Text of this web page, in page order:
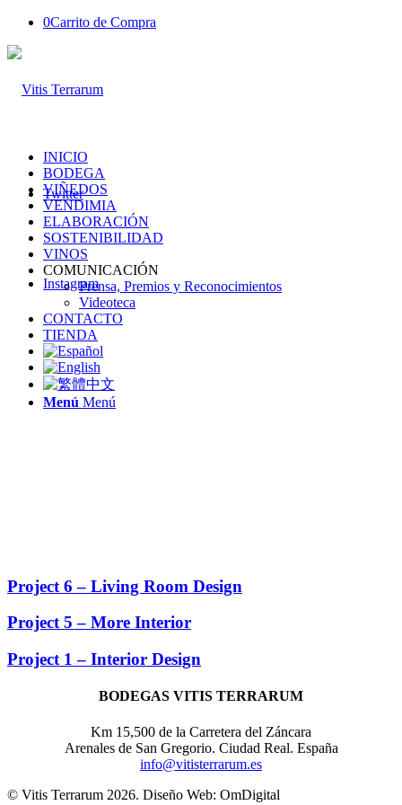
0Carrito de Compra
Twitter
Instagram
INICIO
BODEGA
VIÑEDOS
VENDIMIA
ELABORACIÓN
SOSTENIBILIDAD
VINOS
COMUNICACIÓN
Prensa, Premios y Reconocimientos
Videoteca
CONTACTO
TIENDA
Menú Menú
Project 6 – Living Room Design
Project 5 – More Interior
Project 1 – Interior Design
BODEGAS VITIS TERRARUM
Km 15,500 de la Carretera del Záncara
Arenales de San Gregorio. Ciudad Real. España
info@vitisterrarum.es
© Vitis Terrarum 2026. Diseño Web: OmDigital